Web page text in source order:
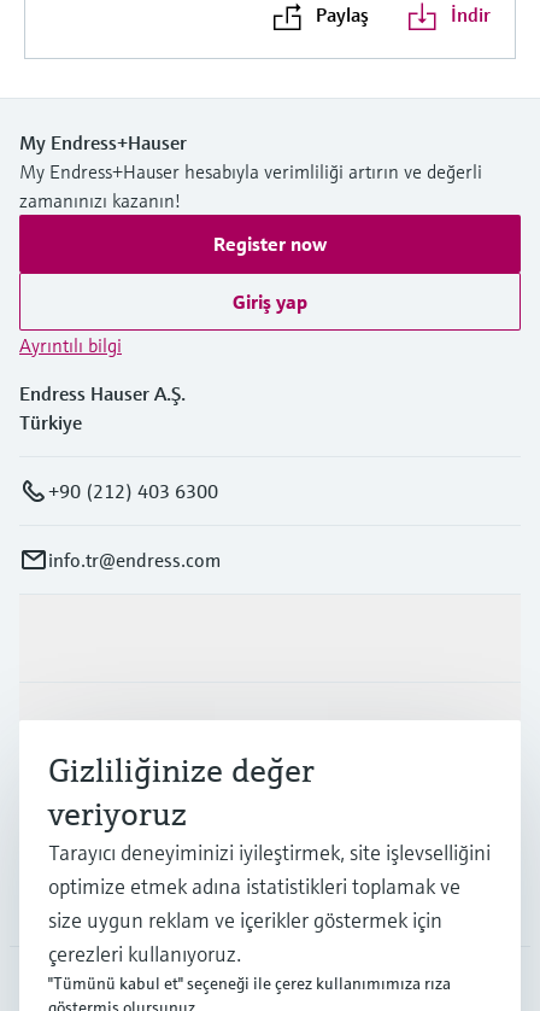
Paylaş İndir
My Endress+Hauser
My Endress+Hauser hesabıyla verimliliği artırın ve değerli
zamanınızı kazanın!
Register now
Giriş yap
Ayrıntılı bilgi
Endress Hauser A.Ş.
Türkiye
+90 (212) 403 6300
info.tr@endress.com
Endüstriler
Destek
Şirket
Gizliliğinize değer
veriyoruz
Tarayıcı deneyiminizi iyileştirmek, site işlevselliğini
optimize etmek adına istatistikleri toplamak ve
size uygun reklam ve içerikler göstermek için
çerezleri kullanıyoruz.
"Tümünü kabul et" seçeneği ile çerez kullanımımıza rıza